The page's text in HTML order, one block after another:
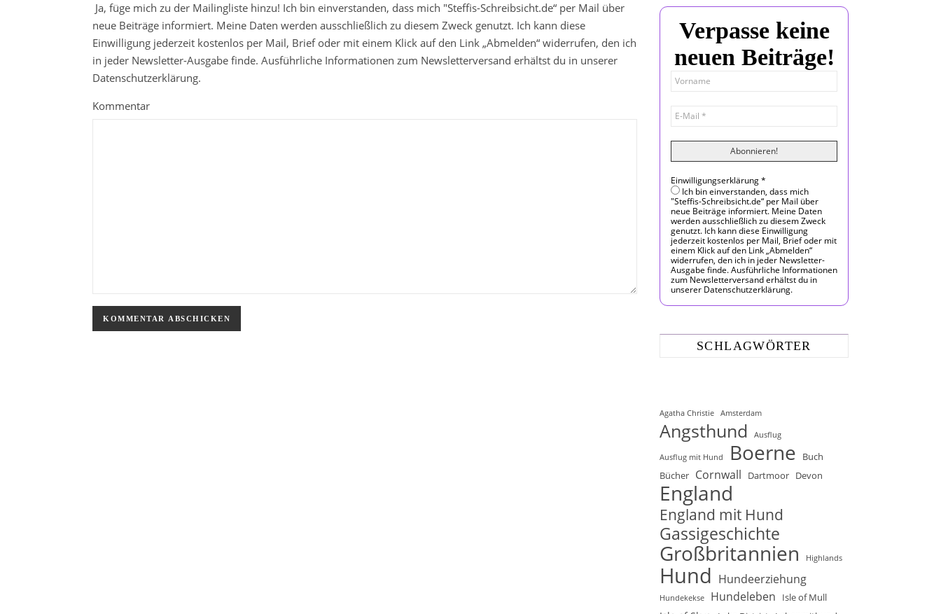
Ja, füge mich zu der Mailingliste hinzu! Ich bin einverstanden, dass mich "Steffis-Schreibsicht.de“ per Mail über
neue Beiträge informiert. Meine Daten werden ausschließlich zu diesem Zweck genutzt. Ich kann diese
Einwilligung jederzeit kostenlos per Mail, Brief oder mit einem Klick auf den Link „Abmelden“ widerrufen, den ich
in jeder Newsletter-Ausgabe finde. Ausführliche Informationen zum Newsletterversand erhältst du in unserer
Datenschutzerklärung.
Kommentar
Verpasse keine
neuen Beiträge!
Einwilligungserklärung*
Ich bin einverstanden, dass mich
"Steffis-Schreibsicht.de“ per Mail über
neue Beiträge informiert. Meine Daten
werden ausschließlich zu diesem Zweck
genutzt. Ich kann diese Einwilligung
jederzeit kostenlos per Mail, Brief oder mit
einem Klick auf den Link „Abmelden“
widerrufen, den ich in jeder Newsletter-
Ausgabe finde. Ausführliche Informationen
zum Newsletterversand erhältst du in
unserer Datenschutzerklärung.
SCHLAGWÖRTER
Agatha Christie Amsterdam
Angsthund Ausflug
Ausflug mit Hund Boerne
Buch
Bücher Cornwall Dartmoor Devon
England
England mit Hund
Gassigeschichte
Großbritannien Highlands
Hund Hundeerziehung
Hundekekse Hundeleben Isle of Mull